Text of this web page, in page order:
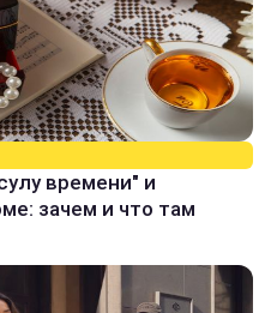
времени" и
зачем и что там